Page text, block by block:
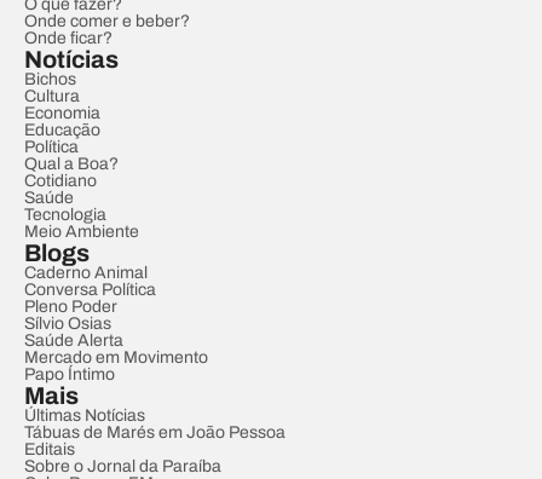
O que fazer?
Onde comer e beber?
Onde ficar?
Notícias
Bichos
Cultura
Economia
Educação
Política
Qual a Boa?
Cotidiano
Saúde
Tecnologia
Meio Ambiente
Blogs
Caderno Animal
Conversa Política
Pleno Poder
Sílvio Osias
Saúde Alerta
Mercado em Movimento
Papo Íntimo
Mais
Últimas Notícias
Tábuas de Marés em João Pessoa
Editais
Sobre o Jornal da Paraíba